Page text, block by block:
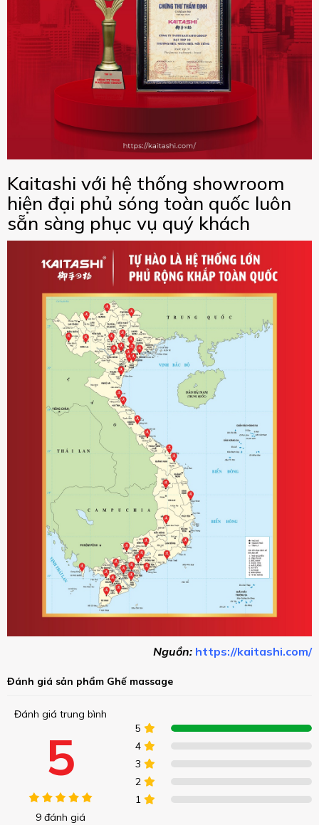
Kaitashi với hệ thống showroom
hiện đại phủ sóng toàn quốc luôn
sẵn sàng phục vụ quý khách
Nguồn: https://kaitashi.com/
Đánh giá sản phẩm Ghế massage
Đánh giá trung bình
5
9 đánh giá
5
4
3
2
1